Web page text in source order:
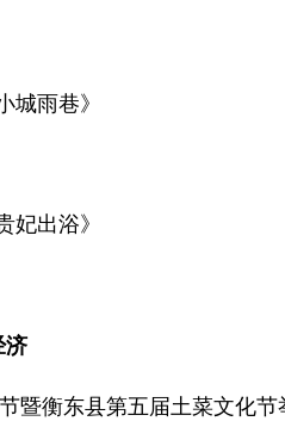
城雨巷》
妃出浴》
济
暨衡东县第五届土菜文化节